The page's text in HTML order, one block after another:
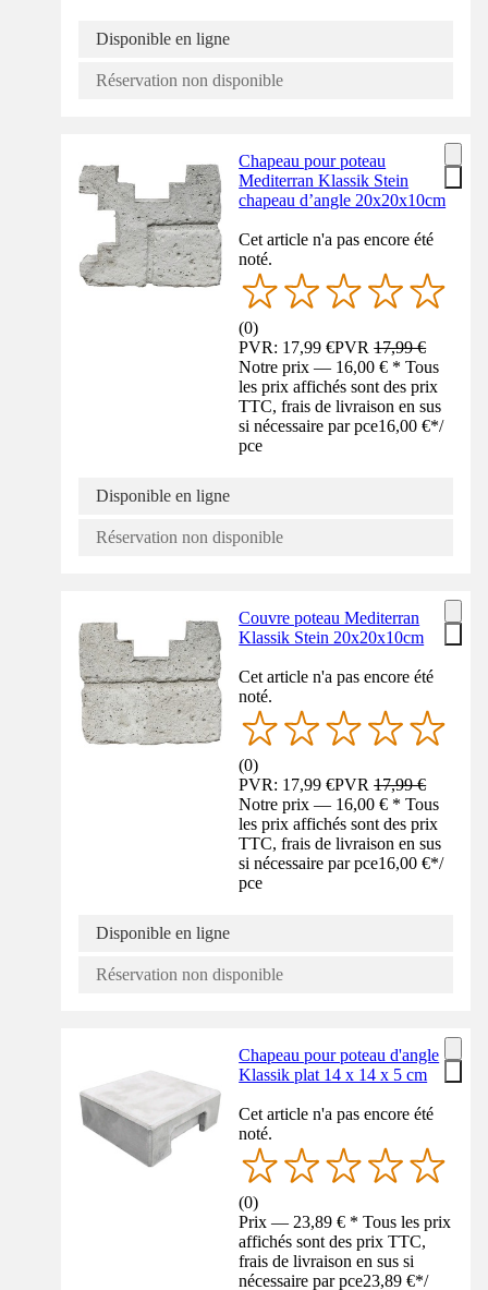
Disponible en ligne
Réservation non disponible
Chapeau pour poteau
Mediterran Klassik Stein
chapeau d’angle 20x20x10cm
Cet article n'a pas encore été
noté.
(0)
PVR: 17,99 €PVR17,99 €
Notre prix — 16,00 € * Tous
les prix affichés sont des prix
TTC, frais de livraison en sus
si nécessaire par pce16,00 €*/
pce
Disponible en ligne
Réservation non disponible
Couvre poteau Mediterran
Klassik Stein 20x20x10cm
Cet article n'a pas encore été
noté.
(0)
PVR: 17,99 €PVR17,99 €
Notre prix — 16,00 € * Tous
les prix affichés sont des prix
TTC, frais de livraison en sus
si nécessaire par pce16,00 €*/
pce
Disponible en ligne
Réservation non disponible
Chapeau pour poteau d'angle
Klassik plat 14 x 14 x 5 cm
Cet article n'a pas encore été
noté.
(0)
Prix — 23,89 € * Tous les prix
affichés sont des prix TTC,
frais de livraison en sus si
nécessaire par pce23,89 €*/